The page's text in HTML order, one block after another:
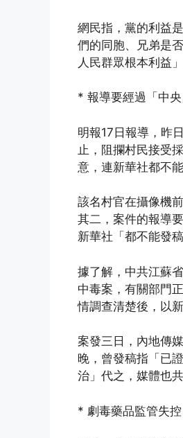
網民指，黨的利益
們的同胞、兄弟是
人民群眾根本利益
* 報導要經過「中
明報17日報導，昨
止，阻攔村民接受
意，連新華社都不能
該名村官在攝像機
其二，案件的報導
新華社「都不能發稿
據了解，中共江蘇
中毒案，有關部門
情調查清楚後，以
案發三日，內地傳
晚，曾發稿指「已
治」代之，媒體也
* 劇毒藥品監管失控